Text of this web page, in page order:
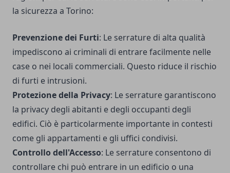
la sicurezza a Torino:
Prevenzione dei Furti: Le serrature di alta qualità
impediscono ai criminali di entrare facilmente nelle
case o nei locali commerciali. Questo riduce il rischio
di furti e intrusioni.
Protezione della Privacy: Le serrature garantiscono
la privacy degli abitanti e degli occupanti degli
edifici. Ciò è particolarmente importante in contesti
come gli appartamenti e gli uffici condivisi.
Controllo dell'Accesso: Le serrature consentono di
controllare chi può entrare in un edificio o una